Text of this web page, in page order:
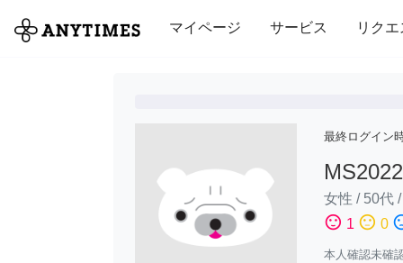
マイページ サービス リクエ
全て 修理・組立 家事 引っ越し
最終ログイン
MS2022
女性 / 50代 /
sentiment_satisfied 1 sentiment_neutral 0
本人確認未確